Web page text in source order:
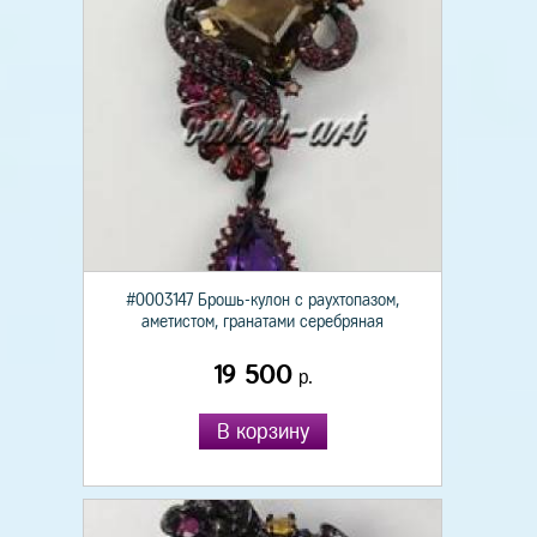
#0003147 Брошь-кулон с раухтопазом,
аметистом, гранатами серебряная
19 500р.
В корзину